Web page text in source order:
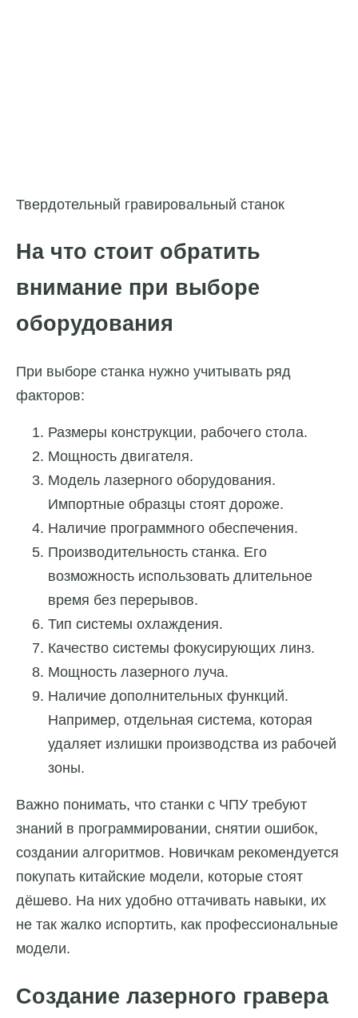
Твердотельный гравировальный станок
На что стоит обратить
внимание при выборе
оборудования
При выборе станка нужно учитывать ряд
факторов:
Размеры конструкции, рабочего стола.
Мощность двигателя.
Модель лазерного оборудования.
Импортные образцы стоят дороже.
Наличие программного обеспечения.
Производительность станка. Его
возможность использовать длительное
время без перерывов.
Тип системы охлаждения.
Качество системы фокусирующих линз.
Мощность лазерного луча.
Наличие дополнительных функций.
Например, отдельная система, которая
удаляет излишки производства из рабочей
зоны.
Важно понимать, что станки с ЧПУ требуют
знаний в программировании, снятии ошибок,
создании алгоритмов. Новичкам рекомендуется
покупать китайские модели, которые стоят
дёшево. На них удобно оттачивать навыки, их
не так жалко испортить, как профессиональные
модели.
Создание лазерного гравера